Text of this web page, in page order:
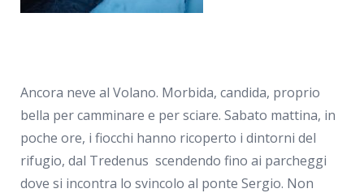
Ancora neve al Volano. Morbida, candida, proprio
bella per camminare e per sciare. Sabato mattina, in
poche ore, i fiocchi hanno ricoperto i dintorni del
rifugio, dal Tredenus scendendo fino ai parcheggi
dove si incontra lo svincolo al ponte Sergio. Non